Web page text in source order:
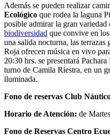
Además se pueden realizar
Ecológico que rodea la laguna
posible admirar la gran
biodiversidad que convive en
una salida nocturna, las
Roja ofrecen música en vivo
20:30 hrs. se presentará
turno de Camila Riestra, en un
iluminada.
Fono de reservas Club
Horario de Atención: de
Fono de Reservas Centro